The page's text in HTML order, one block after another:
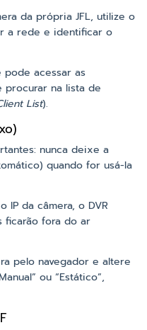
da própria JFL, utilize o
a rede e identificar o
pode acessar as
na lista de
List).
nunca deixe a
quando for usá-la
da câmera, o DVR
ficarão fora do ar
pelo navegador e altere
ou “Estático”,